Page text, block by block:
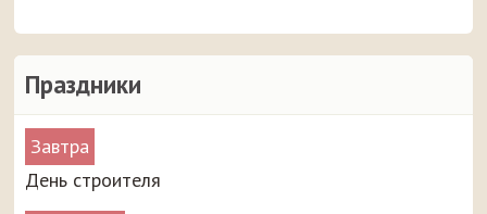
Праздники
Завтра
День строителя